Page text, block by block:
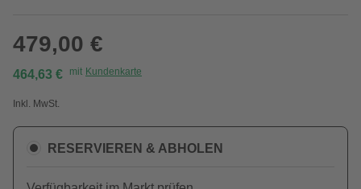
479,00 €
464,63 € mit Kundenkarte
Inkl. MwSt.
RESERVIEREN & ABHOLEN